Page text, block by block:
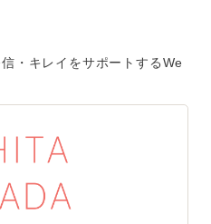
・キレイをサポートするWe